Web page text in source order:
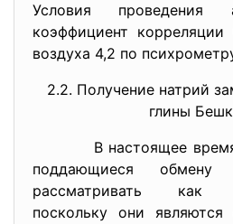
Условия проведения
коэффициент
воздуха 4,2 по
2.2. Получение натрий
глины
В настоящее время
поддающиеся обмену
рассматривать как
поскольку они являются